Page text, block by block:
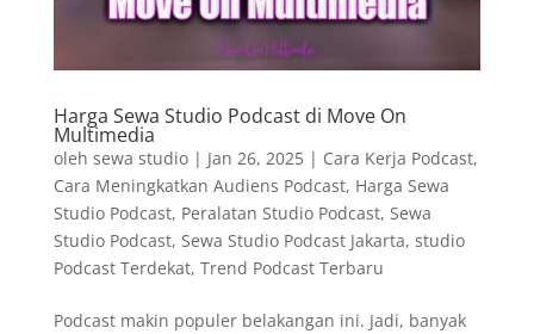
Harga Sewa Studio Podcast di Move On
Multimedia
oleh sewa studio| Jan 26, 2025| Cara Kerja Podcast,
Cara Meningkatkan Audiens Podcast, Harga Sewa
Studio Podcast, Peralatan Studio Podcast, Sewa
Studio Podcast, Sewa Studio Podcast Jakarta, studio
Podcast Terdekat, Trend Podcast Terbaru
Podcast makin populer belakangan ini. Jadi, banyak